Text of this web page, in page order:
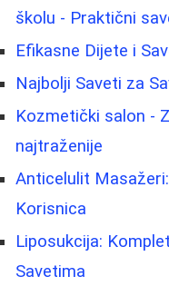
školu - Praktični
Efikasne Dijete i
Najbolji Saveti za
Kozmetički salon -
najtraženije
Anticelulit
Korisnica
Liposukcija:
Savetima